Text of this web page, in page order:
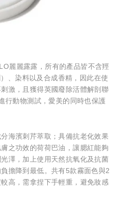
麗麗露露，所有的產品皆不含羥
、染料以及合成香精，因此在使
激，且獲得英國廢除活體解剖聯
行動物測試，愛美的同時也保護
海濱刺芹萃取；具備抗老化效果
之功效的荷荷巴油，讓腮紅能夠
澤，加上使用天然抗氧化及抗菌
擔降到最低。共有5款霧面色與2
高，需拿捏下手輕重，避免妝感